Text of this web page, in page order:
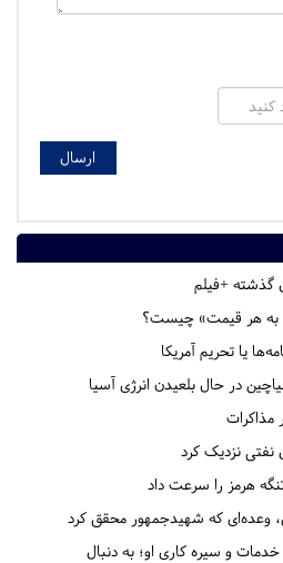
به هر قیمت» چیست؟
یا تحریم‌ آمریکا
در حال بلعیدن انرژی آسیا
مذاکرات
نفتی نزدیک کرد
هرمز را سرعت داد
وعده‌ای که شهیدجمهور محقق کرد
و سیره کاری او؛ به دنبال